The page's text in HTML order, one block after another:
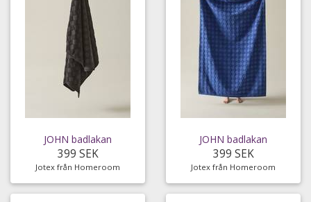
JOHN badlakan
399 SEK
Jotex från Homeroom
JOHN badlakan
399 SEK
Jotex från Homeroom